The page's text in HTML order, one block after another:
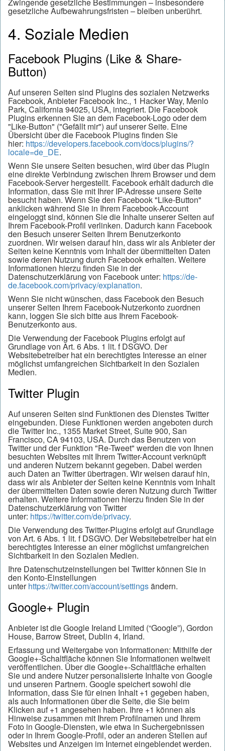
gesetzliche Aufbewahrungsfristen – bleiben unberührt.
4. Soziale Medien
Facebook Plugins (Like & Share-
Button)
Auf unseren Seiten sind Plugins des sozialen Netzwerks
Facebook, Anbieter Facebook Inc., 1 Hacker Way, Menlo
Park, California 94025, USA, integriert. Die Facebook
Plugins erkennen Sie an dem Facebook-Logo oder dem
"Like-Button" ("Gefällt mir") auf unserer Seite. Eine
Übersicht über die Facebook Plugins finden Sie
hier: https://developers.facebook.com/docs/plugins/?
locale=de_DE.
Wenn Sie unsere Seiten besuchen, wird über das Plugin
eine direkte Verbindung zwischen Ihrem Browser und dem
Facebook-Server hergestellt. Facebook erhält dadurch die
Information, dass Sie mit Ihrer IP-Adresse unsere Seite
besucht haben. Wenn Sie den Facebook "Like-Button"
anklicken während Sie in Ihrem Facebook-Account
eingeloggt sind, können Sie die Inhalte unserer Seiten auf
Ihrem Facebook-Profil verlinken. Dadurch kann Facebook
den Besuch unserer Seiten Ihrem Benutzerkonto
zuordnen. Wir weisen darauf hin, dass wir als Anbieter der
Seiten keine Kenntnis vom Inhalt der übermittelten Daten
sowie deren Nutzung durch Facebook erhalten. Weitere
Informationen hierzu finden Sie in der
Datenschutzerklärung von Facebook unter: https://de-
de.facebook.com/privacy/explanation.
Wenn Sie nicht wünschen, dass Facebook den Besuch
unserer Seiten Ihrem Facebook-Nutzerkonto zuordnen
kann, loggen Sie sich bitte aus Ihrem Facebook-
Benutzerkonto aus.
Die Verwendung der Facebook Plugins erfolgt auf
Grundlage von Art. 6 Abs. 1 lit. f DSGVO. Der
Websitebetreiber hat ein berechtigtes Interesse an einer
möglichst umfangreichen Sichtbarkeit in den Sozialen
Medien.
Twitter Plugin
Auf unseren Seiten sind Funktionen des Dienstes Twitter
eingebunden. Diese Funktionen werden angeboten durch
die Twitter Inc., 1355 Market Street, Suite 900, San
Francisco, CA 94103, USA. Durch das Benutzen von
Twitter und der Funktion "Re-Tweet" werden die von Ihnen
besuchten Websites mit Ihrem Twitter-Account verknüpft
und anderen Nutzern bekannt gegeben. Dabei werden
auch Daten an Twitter übertragen. Wir weisen darauf hin,
dass wir als Anbieter der Seiten keine Kenntnis vom Inhalt
der übermittelten Daten sowie deren Nutzung durch Twitter
erhalten. Weitere Informationen hierzu finden Sie in der
Datenschutzerklärung von Twitter
unter: https://twitter.com/de/privacy.
Die Verwendung des Twitter-Plugins erfolgt auf Grundlage
von Art. 6 Abs. 1 lit. f DSGVO. Der Websitebetreiber hat ein
berechtigtes Interesse an einer möglichst umfangreichen
Sichtbarkeit in den Sozialen Medien.
Ihre Datenschutzeinstellungen bei Twitter können Sie in
den Konto-Einstellungen
unterhttps://twitter.com/account/settingsändern.
Google+ Plugin
Anbieter ist die Google Ireland Limited (“Google”), Gordon
House, Barrow Street, Dublin 4, Irland.
Erfassung und Weitergabe von Informationen: Mithilfe der
Google+-Schaltfläche können Sie Informationen weltweit
veröffentlichen. Über die Google+-Schaltfläche erhalten
Sie und andere Nutzer personalisierte Inhalte von Google
und unseren Partnern. Google speichert sowohl die
Information, dass Sie für einen Inhalt +1 gegeben haben,
als auch Informationen über die Seite, die Sie beim
Klicken auf +1 angesehen haben. Ihre +1 können als
Hinweise zusammen mit Ihrem Profilnamen und Ihrem
Foto in Google-Diensten, wie etwa in Suchergebnissen
oder in Ihrem Google-Profil, oder an anderen Stellen auf
Websites und Anzeigen im Internet eingeblendet werden.